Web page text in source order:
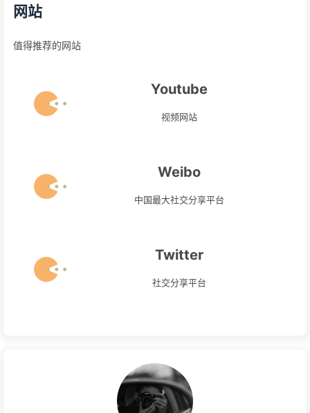
网站
值得推荐的网站
Youtube
视频网站
Weibo
中国最大社交分享平台
Twitter
社交分享平台